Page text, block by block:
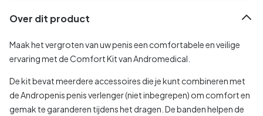
Over dit product
Maak het vergroten van uw penis een comfortabele en veilige
ervaring met de Comfort Kit van Andromedical.
De kit bevat meerdere accessoires die je kunt combineren met
de Andropenis penis verlenger (niet inbegrepen) om comfort en
gemak te garanderen tijdens het dragen. De banden helpen de